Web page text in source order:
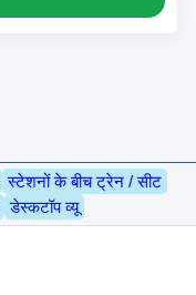
स्टेशनों के बीच ट्रेन / सीट
डेस्कटॉप व्यू